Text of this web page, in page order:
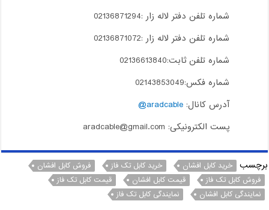
شماره تلفن دفتر لاله زار :02136871294
شماره تلفن دفتر لاله زار :02136871072
شماره تلفن ثابت:02136613840
شماره فکس:02143853049
آدرس کانال:aradcable@
پست الکترونیکی: aradcable@gmail.com
برچسب خرید کابل افشان خرید کابل تک فاز
فروش کابل افشان
فروش کابل تک فاز
قیمت کابل افشان
قیمت کابل تک فاز
نمایندگی کابل افشان
نمایندگی کابل تک فاز